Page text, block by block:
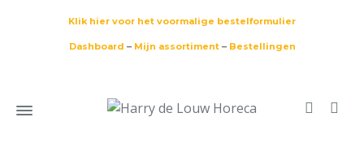
Klik hier voor het voormalige bestelformulier
Dashboard – Mijn assortiment– Bestellingen